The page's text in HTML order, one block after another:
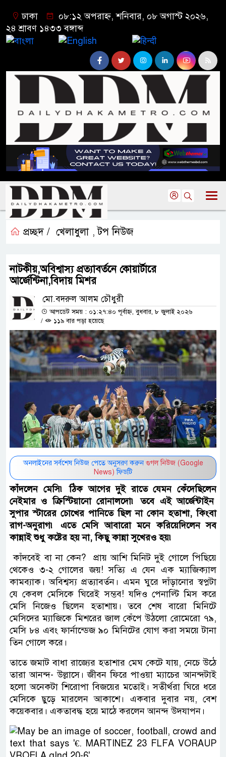
ঢাকা
০৮:১২ অপরাহ্ন, শনিবার, ০৮ অগাস্ট ২০২৬,
২৪ শ্রাবণ ১৪৩৩ বঙ্গাব্দ
প্রচ্ছদ / খেলাধুলা ,টপ নিউজ
নাটকীয়,অবিশ্বাস্য প্রত্যাবর্তনে কোয়ার্টারে
আর্জেন্টিনা,বিদায় মিশর
মো.বদরুল আলম চৌধুরী
আপডেট সময় : ০১:২৭:৪০ পূর্বাহ্ন, বুধবার, ৮ জুলাই ২০২৬
/
১১৯ বার পড়া হয়েছে
অনলাইনের সর্বশেষ নিউজ পেতে অনুসরণ করুন গুগল নিউজ (Google
News) ফিডটি
কাঁদলেন মেসি৷ ঠিক আগের দুই রাতে যেমন কেঁদেছিলেন
নেইমার ও ক্রিস্টিয়ানো রোনালদো৷ তবে এই আর্জেন্টাইন
সুপার স্টারের চোখের পানিতে ছিল না কোন হতাশা, কিংবা
রাগ-অনুরাগ৷ এতে মেসি আবারো মনে করিয়েদিলেন সব
কান্নাই শুধু কষ্টের হয় না, কিছু কান্না সুখেরও হয়৷
কাঁদবেই বা না কেন? প্রায় আশি মিনিট দুই গোলে পিছিয়ে
থেকেও ৩-২ গোলের জয়! সত্যি এ যেন এক ম্যাজিক্যাল
কামব্যাক। অবিশ্বস্য প্রত্যাবর্তন। এমন ঘুরে দাঁড়ানোর স্বপ্নটা
যে কেবল মেসিকে ঘিরেই সম্ভব! যদিও পেনাল্টি মিস করে
মেসি নিজেও ছিলেন হতাশায়। তবে শেষ বারো মিনিটে
মেসিদের ম্যাজিকে মিশরের জাল কেঁপে উঠলো রোমেরো ৭৯,
মেসি ৮৪ এবং ফার্নান্ডেজ ৯০ মিনিটের যোগ করা সময়ে টানা
তিন গোলে করে।
তাতে জমাট বাধা রাজ্যের হতাশার মেঘ কেটে যায়, নেচে উঠে
তারা আনন্দ- উল্লাসে। জীবন ফিরে পাওয়া ম্যাচের আনন্দটাই
হলো অনেকটা শিরোপা বিজয়ের মতোই। সতীর্থরা ঘিরে ধরে
মেসিকে ছুড়ে মারলেন আকাশে। একবার দুবার নয়, বেশ
কয়েকবার। একতাবদ্ধ হয়ে মাঠে করলেন আনন্দ উদযাপন।